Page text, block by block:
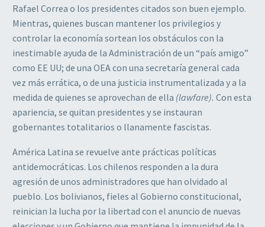
Rafael Correa o los presidentes citados son buen ejemplo.
Mientras, quienes buscan mantener los privilegios y
controlar la economía sortean los obstáculos con la
inestimable ayuda de la Administración de un “país amigo”
como EE UU; de una OEA con una secretaría general cada
vez más errática, o de una justicia instrumentalizada y a la
medida de quienes se aprovechan de ella (lawfare). Con esta
apariencia, se quitan presidentes y se instauran
gobernantes totalitarios o llanamente fascistas.
América Latina se revuelve ante prácticas políticas
antidemocráticas. Los chilenos responden a la dura
agresión de unos administradores que han olvidado al
pueblo. Los bolivianos, fieles al Gobierno constitucional,
reinician la lucha por la libertad con el anuncio de nuevas